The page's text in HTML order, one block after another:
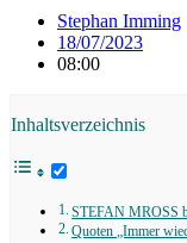
Stephan Imming
18/07/2023
08:00
Inhaltsverzeichnis
STEFAN MROSS
Quoten „Immer